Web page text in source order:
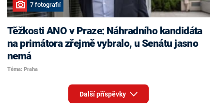
7 fotografií
Těžkosti ANO v Praze: Náhradního kandidáta
na primátora zřejmě vybralo, u Senátu jasno
nemá
Téma: Praha
Další příspěvky